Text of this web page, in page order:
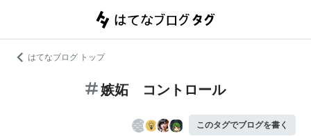
はてなブログ トップ
嫉妬 コントロール
このタグでブログを書く